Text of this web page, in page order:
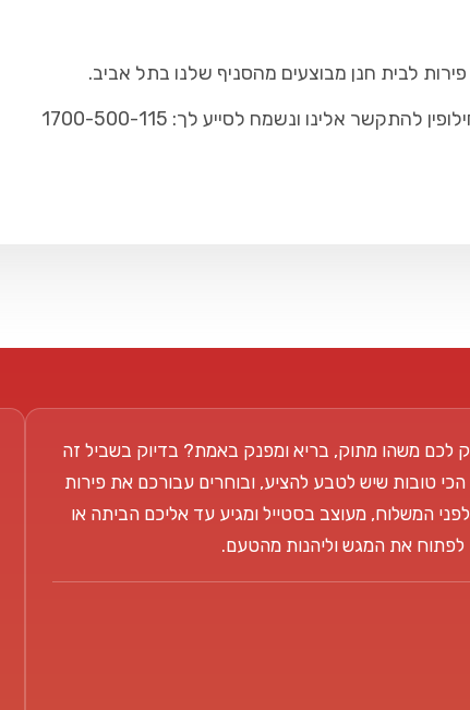
לבית חנן מבוצעים מהסניף שלנו בתל אביב.
אלינו ונשמח לסייע לך: 1700-500-115
לכם משהו מתוק, בריא ומפנק באמת? בדיוק בשביל זה
טובות שיש לטבע להציע, ובוחרים עבורכם את פירות
המשלוח, מעוצב בסטייל ומגיע עד אליכם הביתה או
לפתוח את המגש וליהנות מהטעם.